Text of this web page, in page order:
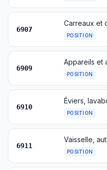
6907
POSITION
6909
POSITION
6910
POSITION
6911
POSITION